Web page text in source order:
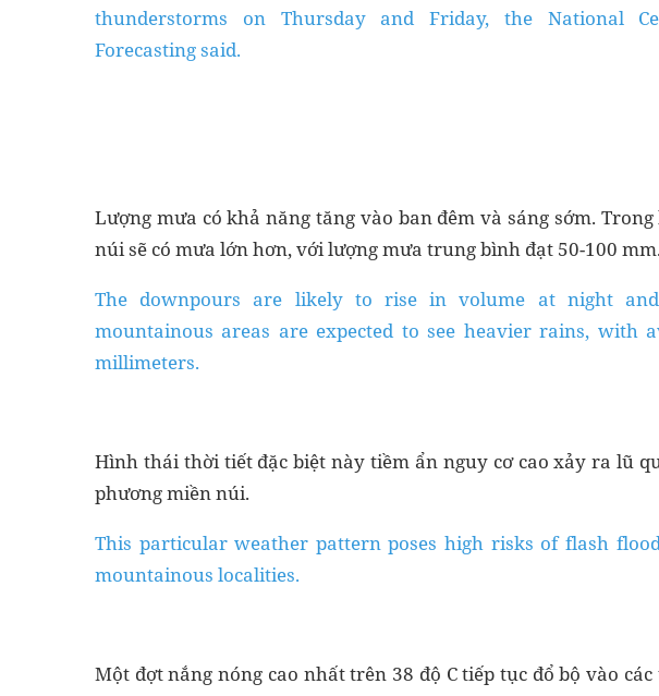
thunderstorms on Thursday and Friday, the National
Forecasting said.
Lượng mưa có khả năng tăng vào ban đêm và sáng sớm.
núi sẽ có mưa lớn hơn, với lượng mưa trung bình đạt 50-100 mm.
The downpours are likely to rise in volume at night
mountainous areas are expected to see heavier rains, with
millimeters.
Hình thái thời tiết đặc biệt này tiềm ẩn nguy cơ cao xảy ra lũ
phương miền núi.
This particular weather pattern poses high risks of flash
mountainous localities.
Một đợt nắng nóng cao nhất trên 38 độ C tiếp tục đổ bộ vào